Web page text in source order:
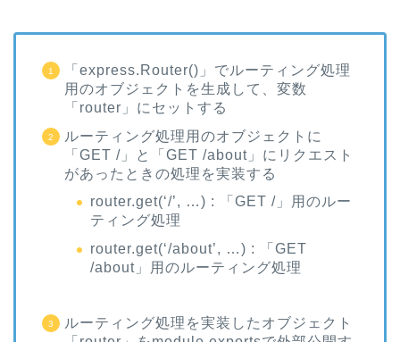
「express.Router()」でルーティング処理
用のオブジェクトを生成して、変数
「router」にセットする
ルーティング処理用のオブジェクトに
「GET /」と「GET /about」にリクエスト
があったときの処理を実装する
router.get(‘/’, …) : 「GET /」用のルー
ティング処理
router.get(‘/about’, …) : 「GET
/about」用のルーティング処理
ルーティング処理を実装したオブジェクト